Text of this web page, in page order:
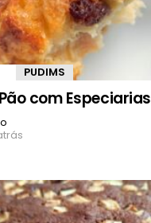
PUDIMS
com Especiarias